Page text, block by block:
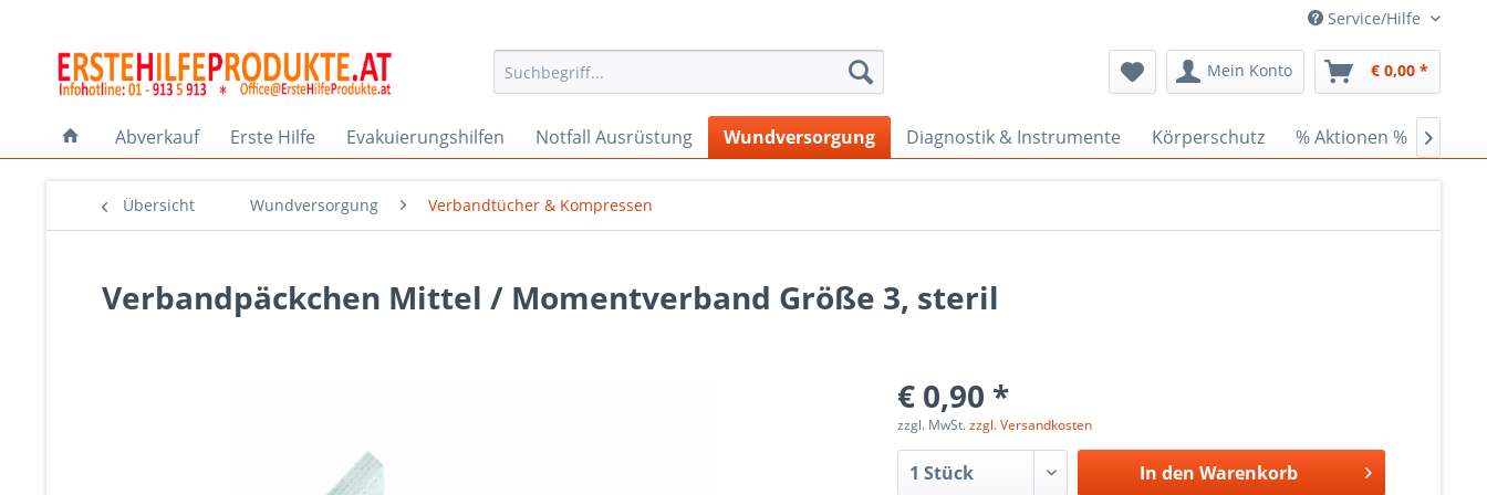
Service/Hilfe
Mein Konto € 0,00 *
Abverkauf Erste Hilfe Evakuierungshilfen Notfall Ausrüstung Wundversorgung Diagnostik & Instrumente Körperschutz % Aktionen % 
Übersicht Wundversorgung Verbandtücher & Kompressen
Verbandpäckchen Mittel / Momentverband Größe 3, steril
€ 0,90 *
zzgl. MwSt.zzgl. Versandkosten
In den Warenkorb